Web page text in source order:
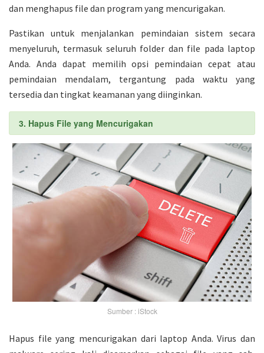
dan menghapus file dan program yang mencurigakan.
Pastikan untuk menjalankan pemindaian sistem secara
menyeluruh, termasuk seluruh folder dan file pada laptop
Anda. Anda dapat memilih opsi pemindaian cepat atau
pemindaian mendalam, tergantung pada waktu yang
tersedia dan tingkat keamanan yang diinginkan.
3. Hapus File yang Mencurigakan
Sumber : iStock
Hapus file yang mencurigakan dari laptop Anda. Virus dan